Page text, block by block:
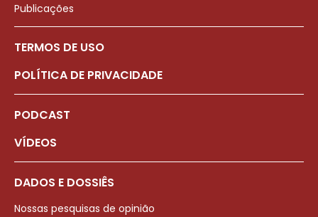
Publicações
TERMOS DE USO
POLÍTICA DE PRIVACIDADE
PODCAST
VÍDEOS
DADOS E DOSSIÊS
Nossas pesquisas de opinião